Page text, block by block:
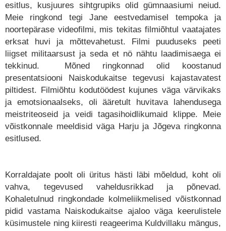
esitlus, kusjuures sihtgrupiks olid gümnaasiumi neiud.
Meie ringkond tegi Jane eestvedamisel tempoka ja
noortepärase videofilmi, mis tekitas filmiõhtul vaatajates
erksat huvi ja mõttevahetust. Filmi puuduseks peeti
liigset militaarsust ja seda et nö nähtu laadimisaega ei
tekkinud. Mõned ringkonnad olid koostanud
presentatsiooni Naiskodukaitse tegevusi kajastavatest
piltidest. Filmiõhtu kodutöödest kujunes väga värvikaks
ja emotsionaalseks, oli ääretult huvitava lahendusega
meistriteoseid ja veidi tagasihoidlikumaid klippe. Meie
võistkonnale meeldisid väga Harju ja Jõgeva ringkonna
esitlused.
Korraldajate poolt oli üritus hästi läbi mõeldud, koht oli
vahva, tegevused vaheldusrikkad ja põnevad.
Kohaletulnud ringkondade kolmeliikmelised võistkonnad
pidid vastama Naiskodukaitse ajaloo väga keerulistele
küsimustele ning kiiresti reageerima Kuldvillaku mängus,